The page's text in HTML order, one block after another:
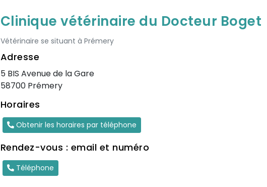
Clinique vétérinaire du Docteur Boget
Vétérinaire se situant à Prémery
Adresse
5 BIS Avenue de la Gare
58700 Prémery
Horaires
Obtenir les horaires par téléphone
Rendez-vous : email et numéro
Téléphone